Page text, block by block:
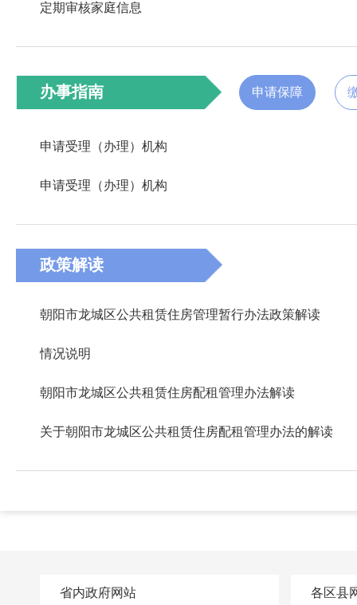
定期审核家庭信息
办事指南 申请保障
申请受理（办理）机构
申请受理（办理）机构
政策解读
朝阳市龙城区公共租赁住房管理暂行办法政策解读
情况说明
朝阳市龙城区公共租赁住房配租管理办法解读
关于朝阳市龙城区公共租赁住房配租管理办法的解读
省内政府网站 各区县